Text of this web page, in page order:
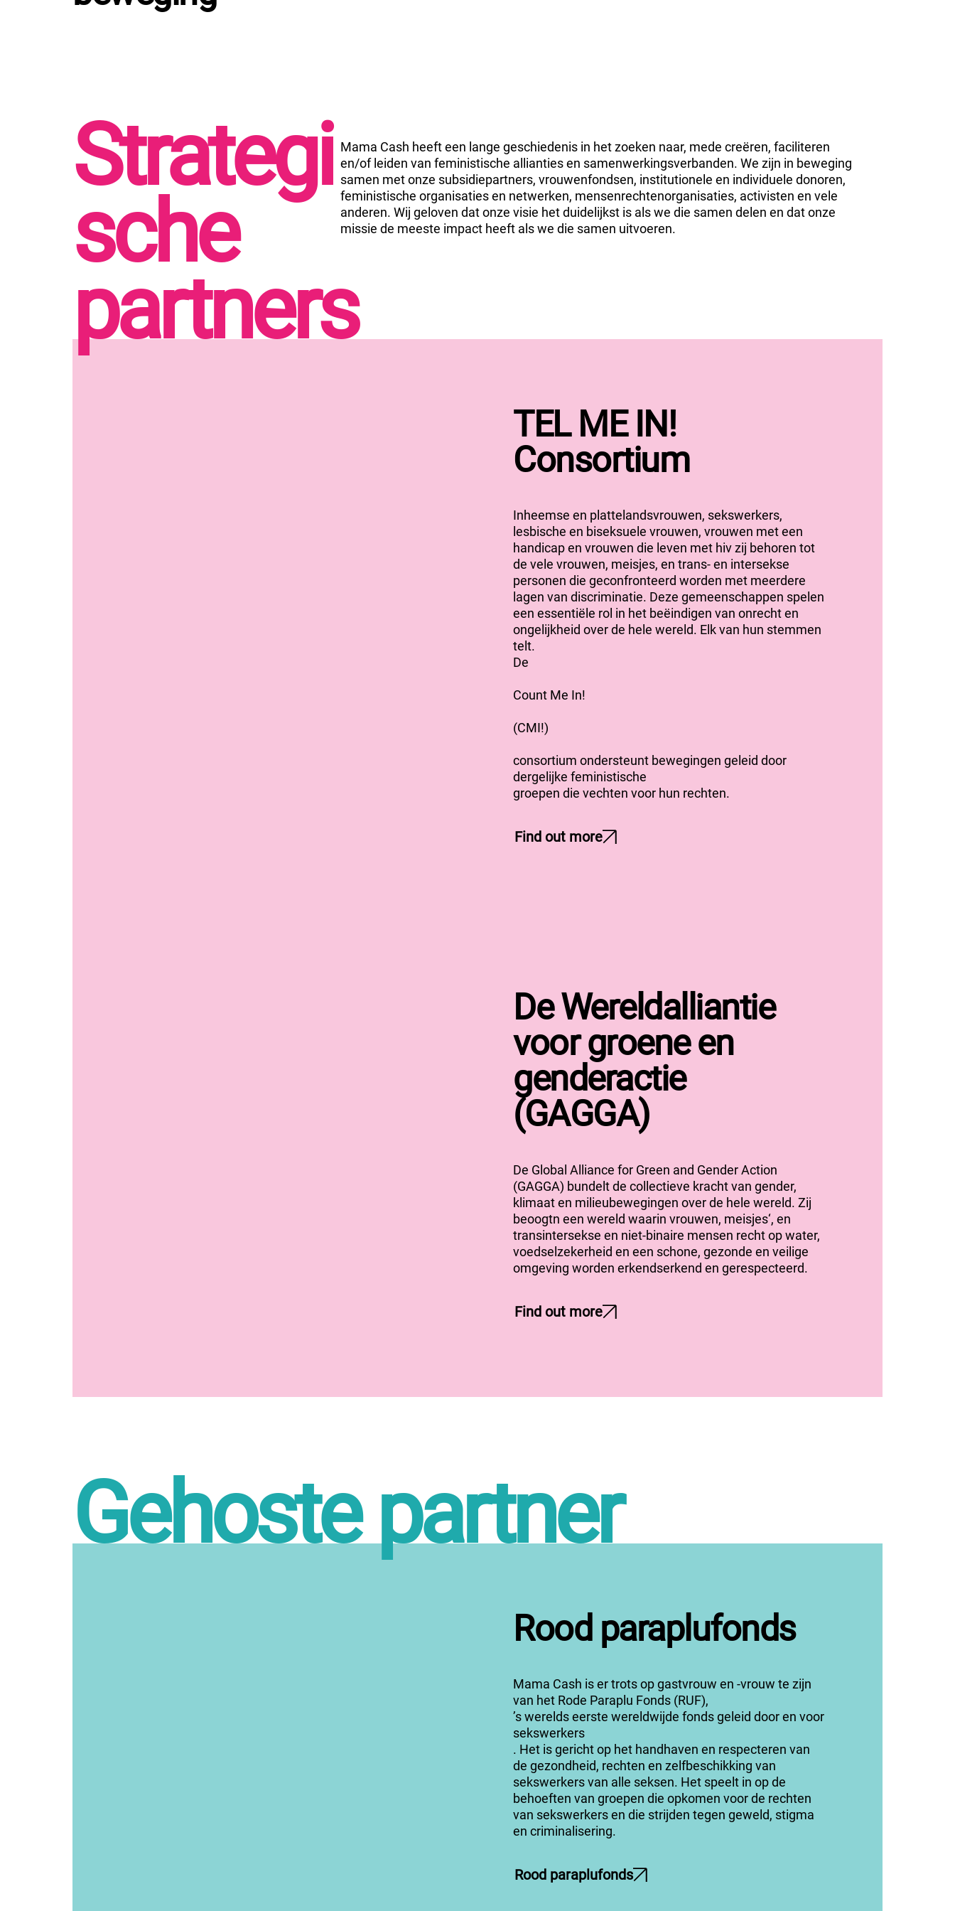
Mama Cash heeft een lange geschiedenis in het zoeken naar, mede creëren, faciliteren
en/of leiden van feministische allianties en samenwerkingsverbanden. We zijn in beweging
samen met onze subsidiepartners, vrouwenfondsen, institutionele en individuele donoren,
feministische organisaties en netwerken, mensenrechtenorganisaties, activisten en vele
anderen. Wij geloven dat onze visie het duidelijkst is als we die samen delen en dat onze
missie de meeste impact heeft als we die samen uitvoeren.
Strategi
sche
partners
TEL ME IN!
Consortium
Inheemse en plattelandsvrouwen, sekswerkers,
lesbische en biseksuele vrouwen, vrouwen met een
handicap en vrouwen die leven met hivzij behoren tot
de vele vrouwen, meisjes, en trans- en intersekse
personen die geconfronteerd worden met meerdere
lagen van discriminatie. Deze gemeenschappen spelen
een essentiële rol in het beëindigen van onrecht en
ongelijkheid over de hele wereld. Elk van hun stemmen
telt.
De
Count Me In!
(CMI!)
consortium ondersteunt bewegingen geleid door
dergelijke feministische
groepen die vechten voor hun rechten.
Find out more
De Wereldalliantie
voor groene en
genderactie
(GAGGA)
De Global Alliance for Green and Gender Action
(GAGGA) bundelt de collectieve kracht van gender,
klimaaten milieubewegingen over de hele wereld. Zij
beoogtn een wereld waarin vrouwen, meisjes‘, en
transintersekse en niet-binaire mensen recht op water,
voedselzekerheid en een schone, gezonde en veilige
omgeving worden erkendserkend en gerespecteerd.
Find out more
Gehoste partner
Rood paraplufonds
Mama Cash is er trots op gastvrouw en -vrouw te zijn
van het Rode Paraplu Fonds (RUF),
’s werelds eerste wereldwijde fonds geleid door en voor
sekswerkers
. Het is gericht op het handhaven en respecteren van
de gezondheid, rechten en zelfbeschikking van
sekswerkers van alle seksen. Het speelt in op de
behoeften van groepen die opkomen voor de rechten
van sekswerkers en die strijden tegen geweld, stigma
en criminalisering.
Rood paraplufonds